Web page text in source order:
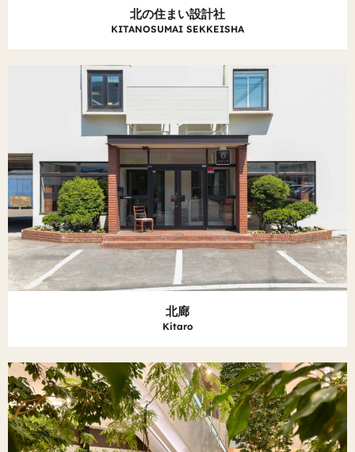
北の住まい設計社
KITANOSUMAI SEKKEISHA
北廊
Kitaro